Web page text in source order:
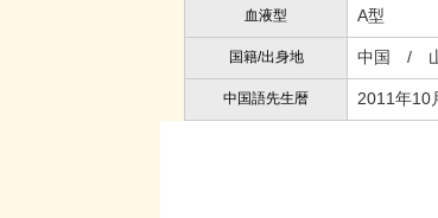
血液型 A型
国籍/出身地 中国 /
中国語先生暦 2011年10